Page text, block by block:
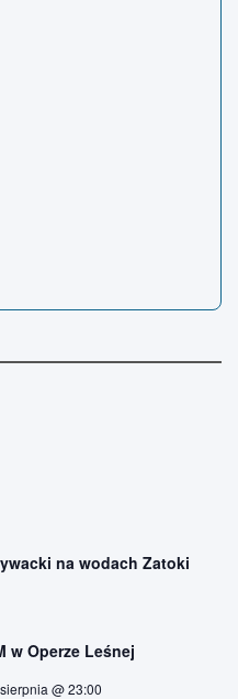
na wodach Zatoki
w Operze Leśnej
@ 23:00